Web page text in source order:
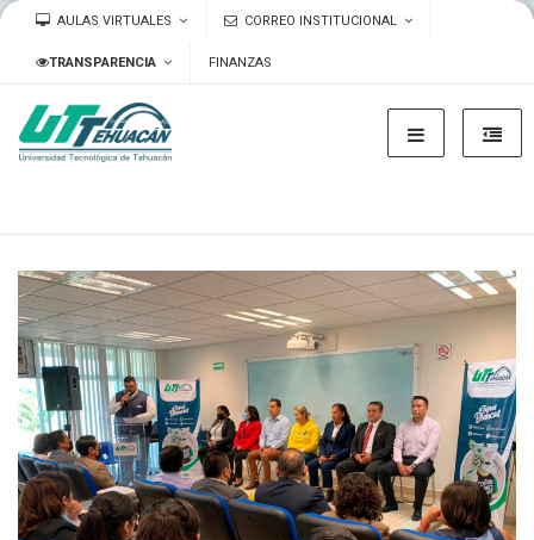
AULAS VIRTUALES CORREO INSTITUCIONAL
TRANSPARENCIA FINANZAS